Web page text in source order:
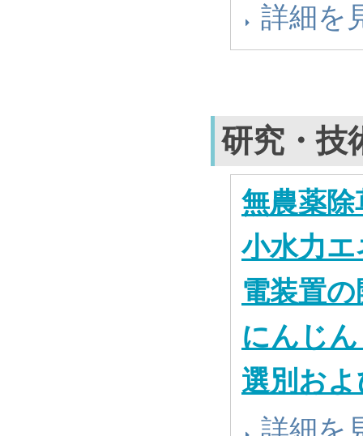
詳細を
研究・技
無農薬
小水力
電装置
にんじ
選別お
詳細を